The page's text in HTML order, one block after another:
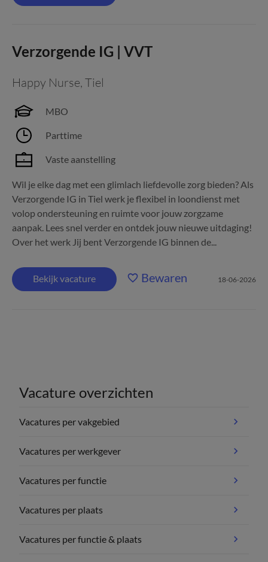
Verzorgende IG | VVT
Happy Nurse, Tiel
MBO
Parttime
Vaste aanstelling
Wil je elke dag met een glimlach liefdevolle zorg bieden? Als
Verzorgende IG in Tiel werk je flexibel in loondienst met
volop ondersteuning en ruimte voor jouw zorgzame
aanpak. Lees snel verder en ontdek jouw nieuwe uitdaging!
Over het werk Jij bent Verzorgende IG binnen de...
Bekijk vacature Bewaren 18-06-2026
Vacature overzichten
Vacatures per vakgebied
Vacatures per werkgever
Vacatures per functie
Vacatures per plaats
Vacatures per functie & plaats